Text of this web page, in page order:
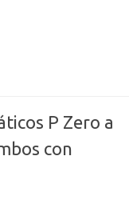
P Zero a
con